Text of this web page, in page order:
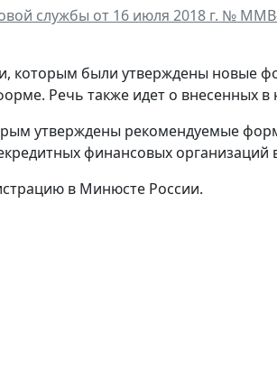
службы от 16 июля 2018 г. №
которым были утверждены новые
Речь также идет о внесенных в
утверждены рекомендуемые
финансовых организаций
в Минюсте России.